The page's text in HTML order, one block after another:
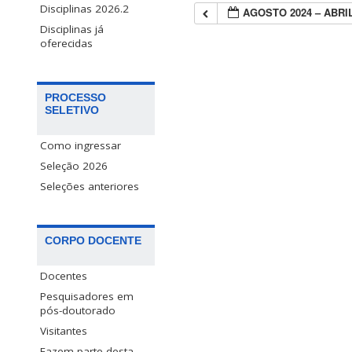
Disciplinas 2026.2
Disciplinas já
oferecidas
PROCESSO
SELETIVO
Como ingressar
Seleção 2026
Seleções anteriores
CORPO DOCENTE
Docentes
Pesquisadores em
pós-doutorado
Visitantes
AGOSTO 2024 –